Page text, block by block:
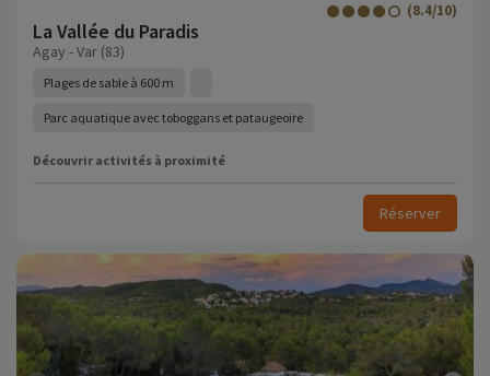
La Vallée du Paradis
(8.4/10)
Agay - Var (83)
Plages de sable à 600 m
Parc aquatique avec toboggans et pataugeoire
Découvrir activités à proximité
Réserver